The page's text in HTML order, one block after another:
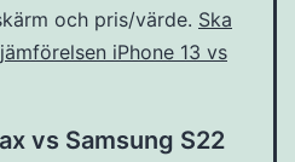
och pris/värde. Ska
iPhone 13 vs
vs Samsung S22